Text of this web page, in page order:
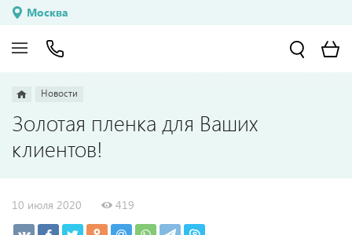
Москва
Новости
Золотая пленка для Ваших
клиентов!
10 июля 2020 419